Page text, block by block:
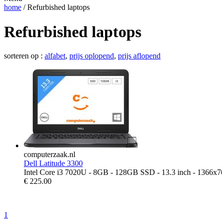
home / Refurbished laptops
Refurbished laptops
sorteren op : alfabet, prijs oplopend, prijs aflopend
computerzaak.nl
Dell Latitude 3300
Intel Core i3 7020U - 8GB - 128GB SSD - 13.3 inch -
€ 225.00
1